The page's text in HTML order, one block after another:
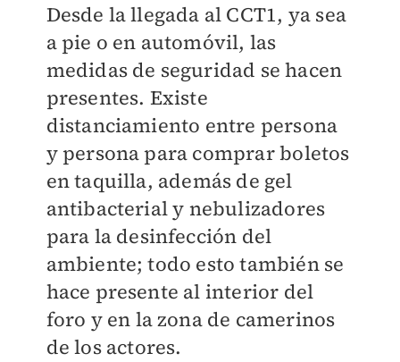
Desde la llegada al CCT1, ya sea
a pie o en automóvil, las
medidas de seguridad se hacen
presentes. Existe
distanciamiento entre persona
y persona para comprar boletos
en taquilla, además de gel
antibacterial y nebulizadores
para la desinfección del
ambiente; todo esto también se
hace presente al interior del
foro y en la zona de camerinos
de los actores.